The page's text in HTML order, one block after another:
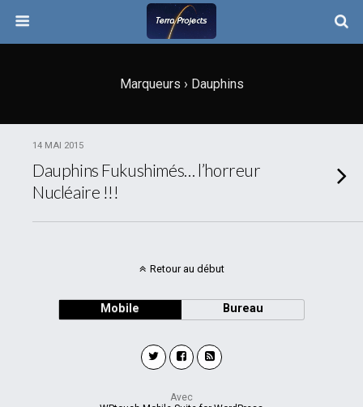
Marqueurs › Dauphins
14 MAI 2015
Dauphins Fukushimés… l’horreur
Nucléaire !!!
Retour au début
Mobile Bureau
Avec